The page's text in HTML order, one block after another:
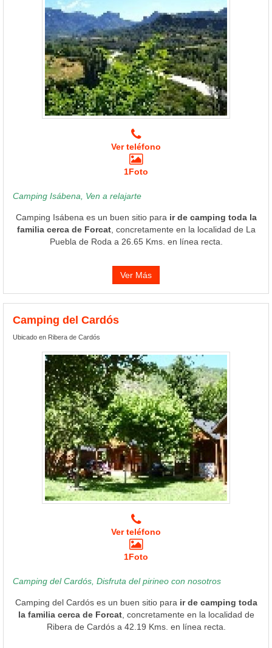
Ver teléfono
1Foto
Camping Isábena, Ven a relajarte
Camping Isábena es un buen sitio para ir de camping toda la
familia cerca de Forcat, concretamente en la localidad de La
Puebla de Roda a 26.65 Kms. en línea recta.
Ver Más
Camping del Cardós
Ubicado en Ribera de Cardós
Ver teléfono
1Foto
Camping del Cardós, Disfruta del pirineo con nosotros
Camping del Cardós es un buen sitio para ir de camping toda
la familia cerca de Forcat, concretamente en la localidad de
Ribera de Cardós a 42.19 Kms. en línea recta.